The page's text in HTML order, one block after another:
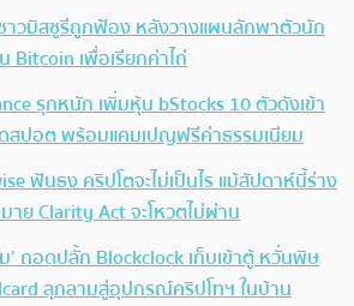
าวมิสซูรีถูกฟ้อง หลังวางแผนลักพาตัวนัก
Bitcoin เพื่อเรียกค่าไถ่
รุกหนัก เพิ่มหุ้น bStocks 10 ตัวดังเข้า
สปอต พร้อมแคมเปญฟรีค่าธรรมเนียม
ฟันธง คริปโตจะไม่เป็นไร แม้สัปดาห์นี้ร่าง
าย Clarity Act จะโหวตไม่ผ่าน
’ ถอดปลั้ก Blockclock เก็บเข้าตู้ หวั่นพิษ
ลุกลามสู่อุปกรณ์คริปโทฯ ในบ้าน